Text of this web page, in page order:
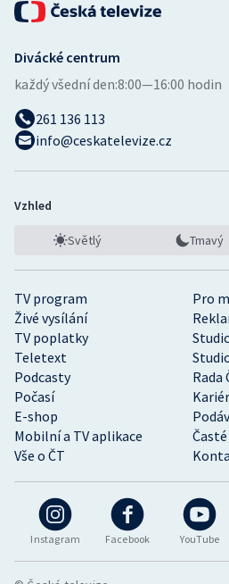
Ostatní
Instagram Facebook YouTube
TV program
Pro
Živé vysílání
TV poplatky
Teletext
Podcasty
Rada
Počasí
E-shop
Mobilní a TV aplikace
Vše o ČT
Divácké centrum
každý všední den:8:00—16:00 hodin
261 136 113
info@ceskatelevize.cz
Vzhled
Světlý Tmavý